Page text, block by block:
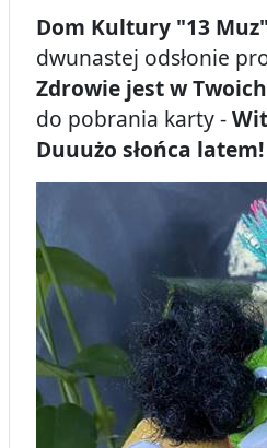
Dom Kultury "13 Muz"
dwunastej odsłonie
Zdrowie jest w
do pobrania karty -
Duuużo słońca latem!